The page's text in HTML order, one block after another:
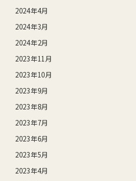
2024年4月
2024年3月
2024年2月
2023年11月
2023年10月
2023年9月
2023年8月
2023年7月
2023年6月
2023年5月
2023年4月